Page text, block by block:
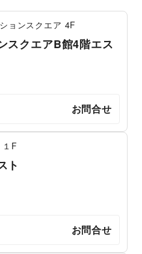
ョンスクエア 4F
スクエアB館4階エス
お問合せ
１F
ト
お問合せ